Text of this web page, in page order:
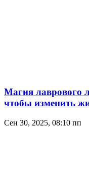
Магия лаврового
чтобы изменить
Сен 30, 2025, 08:10 пп